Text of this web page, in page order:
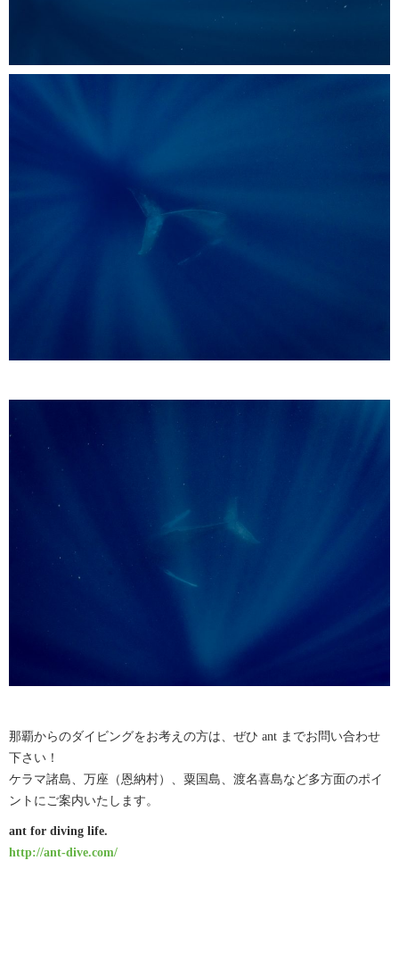
那覇からのダイビングをお考えの方は、ぜひ ant までお問い合わせ
下さい！
ケラマ諸島、万座（恩納村）、粟国島、渡名喜島など多方面のポイ
ントにご案内いたします。
ant for diving life.
http://ant-dive.com/